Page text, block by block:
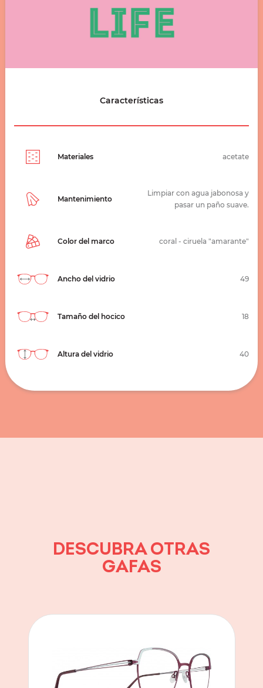
Características
Materiales acetate
Mantenimiento
Limpiar con agua jabonosa y
pasar un paño suave.
Color del marco coral - ciruela "amarante"
Ancho del vidrio 49
Tamaño del hocico 18
Altura del vidrio 40
DESCUBRA OTRAS
GAFAS